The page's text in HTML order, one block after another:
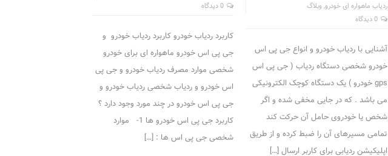
ردیاب ماهواره ای خودرو, وبلاگ
0 دیدگاه
آشنایی با ردیاب خودرو و انواع جی پی اس
خودرو شخصی دستگاه ردیاب ( جی پی اس
gps خودرو ) یک دستگاه کوچک الکترونیکی
می باشد . که در جایی مخفی شده و اگر
شخص یا خودروی حامل آن حرکت کند
تمامی مسیرهای آن را ضبط کرده و از طریق
اپلیکیشن ردیابی برای کاربر ارسال […]
0 دیدگاه
کاربرد ردیاب خودرو کاربرد ردیاب خودرو و
جی پی اس خودرو ماهواره ای برای خودرو
شخصی موارد مصرف ردیاب خودرو و جی پی
اس خودرو و ردیاب شخصی ردیاب خودرو و
جی پی اس خودرو در چند مورد وجود دارد ؟
کاربرد جی پی اس خودرو ها 1- موارد
شخصی جی پی اس ها : […]